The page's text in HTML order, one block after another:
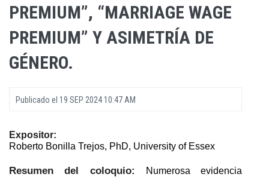
PREMIUM”, “MARRIAGE WAGE
PREMIUM” Y ASIMETRÍA DE
GÉNERO.
Publicado el 19 SEP 2024 10:47 AM
Expositor:
Roberto Bonilla Trejos, PhD, University of Essex
Resumen del coloquio:
Numerosa evidencia